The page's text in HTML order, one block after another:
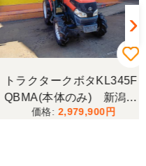
トラクタークボタKL345F
QBMA(本体のみ) 新潟●
2,979,900